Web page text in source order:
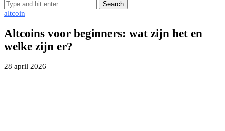
Search
altcoin
Altcoins voor beginners: wat zijn het en
welke zijn er?
28 april 2026